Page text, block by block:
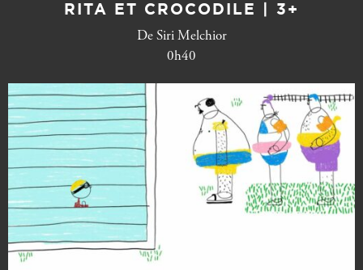
RITA ET CROCODILE | 3+
De Siri Melchior
0h40